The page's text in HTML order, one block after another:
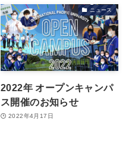
ニュース
2022年 オープンキャンパ
ス開催のお知らせ
2022年4月17日